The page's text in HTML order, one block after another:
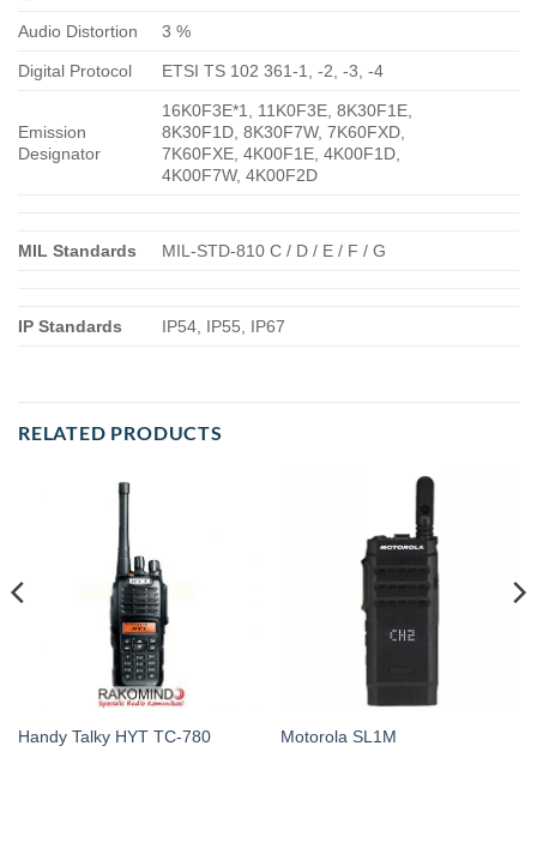
Audio Distortion 3 %
Digital Protocol ETSI TS 102 361-1, -2, -3, -4
Emission
Designator
16K0F3E*1, 11K0F3E, 8K30F1E,
8K30F1D, 8K30F7W, 7K60FXD,
7K60FXE, 4K00F1E, 4K00F1D,
4K00F7W, 4K00F2D
MIL Standards MIL-STD-810 C / D / E / F / G
IP Standards IP54, IP55, IP67
RELATED PRODUCTS
Handy Talky HYT TC-780 Motorola SL1M